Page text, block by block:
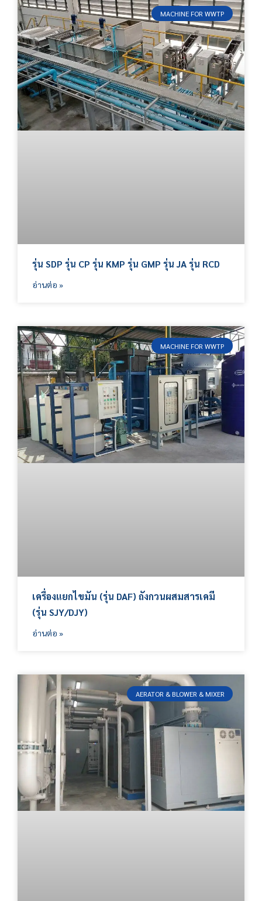
MACHINE FOR WWTP
รุ่น SDP รุ่น CP รุ่น KMP รุ่น GMP รุ่น JA รุ่น RCD
อ่านต่อ »
MACHINE FOR WWTP
เครื่องแยกไขมัน (รุ่น DAF) ถังกวนผสมสารเคมี
(รุ่น SJY/DJY)
อ่านต่อ »
AERATOR & BLOWER & MIXER